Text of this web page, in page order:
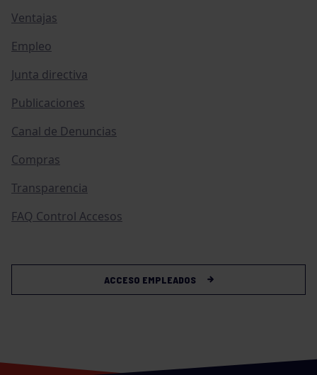
Ventajas
Empleo
Junta directiva
Publicaciones
Canal de Denuncias
Compras
Transparencia
FAQ Control Accesos
ACCESO EMPLEADOS